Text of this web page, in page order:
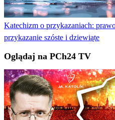
Katechizm o przykazaniach:
przykazanie szóste i dziewiąte
Oglądaj na PCh24 TV